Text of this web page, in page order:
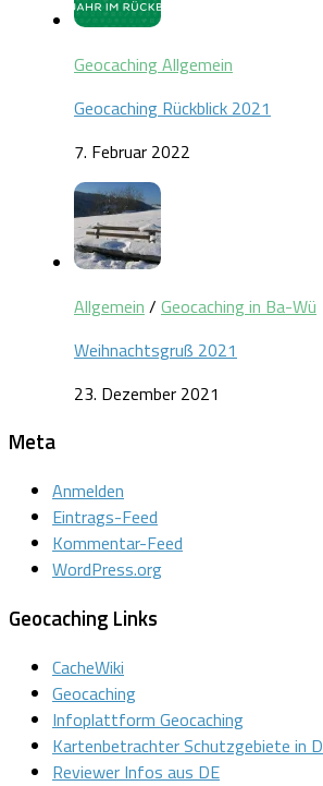
Geocaching Allgemein
Geocaching Rückblick 2021
7. Februar 2022
Allgemein / Geocaching in Ba-Wü
Weihnachtsgruß 2021
23. Dezember 2021
Meta
Anmelden
Eintrags-Feed
Kommentar-Feed
WordPress.org
Geocaching Links
CacheWiki
Geocaching
Infoplattform Geocaching
Kartenbetrachter Schutzgebiete in
Reviewer Infos aus DE